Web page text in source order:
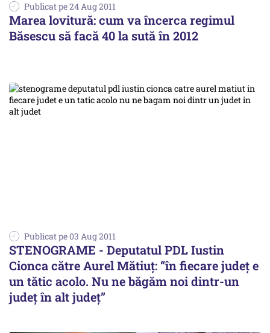
Publicat pe 24 Aug 2011
Marea lovitură: cum va încerca regimul
Băsescu să facă 40 la sută în 2012
Publicat pe 03 Aug 2011
STENOGRAME - Deputatul PDL Iustin
Cionca către Aurel Mătiuţ: “în fiecare judeţ e
un tătic acolo. Nu ne băgăm noi dintr-un
judeţ în alt judeţ”